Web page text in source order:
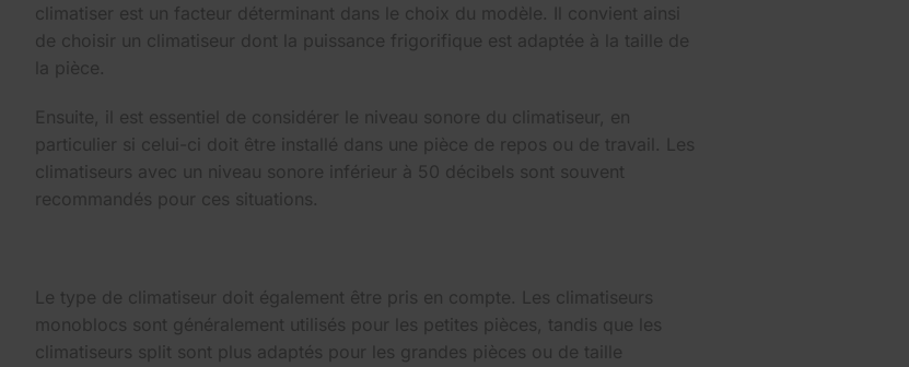
climatiser est un facteur déterminant dans le choix du modèle. Il convient ainsi
de choisir un climatiseur dont la puissance frigorifique est adaptée à la taille de
la pièce.
Ensuite, il est essentiel de considérer le niveau sonore du climatiseur, en
particulier si celui-ci doit être installé dans une pièce de repos ou de travail. Les
climatiseurs avec un niveau sonore inférieur à 50 décibels sont souvent
recommandés pour ces situations.
Le type de climatiseur doit également être pris en compte. Les climatiseurs
monoblocs sont généralement utilisés pour les petites pièces, tandis que les
climatiseurs split sont plus adaptés pour les grandes pièces ou de taille